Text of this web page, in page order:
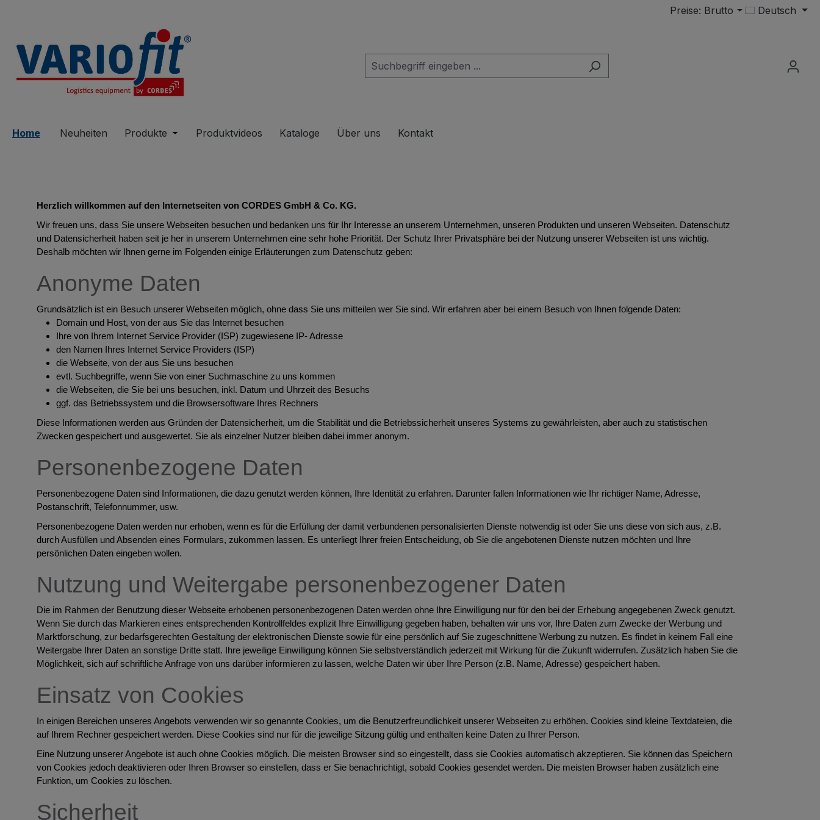
Preise: Brutto Deutsch
Home Neuheiten Produkte Öffne oder Schließe das Dropdown der Kategorie Produkte
Produktvideos Kataloge Über uns Kontakt
Herzlich willkommen auf den Internetseiten von CORDES GmbH & Co. KG.
Wir freuen uns, dass Sie unsere Webseiten besuchen und bedanken uns für Ihr Interesse an unserem Unternehmen, unseren Produkten und unseren Webseiten. Datenschutz
und Datensicherheit haben seit je her in unserem Unternehmen eine sehr hohe Priorität. Der Schutz Ihrer Privatsphäre bei der Nutzung unserer Webseiten ist uns wichtig.
Deshalb möchten wir Ihnen gerne im Folgenden einige Erläuterungen zum Datenschutz geben:
Anonyme Daten
Grundsätzlich ist ein Besuch unserer Webseiten möglich, ohne dass Sie uns mitteilen wer Sie sind. Wir erfahren aber bei einem Besuch von Ihnen folgende Daten:
Domain und Host, von der aus Sie das Internet besuchen
Ihre von Ihrem Internet Service Provider (ISP) zugewiesene IP- Adresse
den Namen Ihres Internet Service Providers (ISP)
die Webseite, von der aus Sie uns besuchen
evtl. Suchbegriffe, wenn Sie von einer Suchmaschine zu uns kommen
die Webseiten, die Sie bei uns besuchen, inkl. Datum und Uhrzeit des Besuchs
ggf. das Betriebssystem und die Browsersoftware Ihres Rechners
Diese Informationen werden aus Gründen der Datensicherheit, um die Stabilität und die Betriebssicherheit unseres Systems zu gewährleisten, aber auch zu statistischen
Zwecken gespeichert und ausgewertet. Sie als einzelner Nutzer bleiben dabei immer anonym.
Personenbezogene Daten
Personenbezogene Daten sind Informationen, die dazu genutzt werden können, Ihre Identität zu erfahren. Darunter fallen Informationen wie Ihr richtiger Name, Adresse,
Postanschrift, Telefonnummer, usw.
Personenbezogene Daten werden nur erhoben, wenn es für die Erfüllung der damit verbundenen personalisierten Dienste notwendig ist oder Sie uns diese von sich aus, z.B.
durch Ausfüllen und Absenden eines Formulars, zukommen lassen. Es unterliegt Ihrer freien Entscheidung, ob Sie die angebotenen Dienste nutzen möchten und Ihre
persönlichen Daten eingeben wollen.
Nutzung und Weitergabe personenbezogener Daten
Die im Rahmen der Benutzung dieser Webseite erhobenen personenbezogenen Daten werden ohne Ihre Einwilligung nur für den bei der Erhebung angegebenen Zweck genutzt.
Wenn Sie durch das Markieren eines entsprechenden Kontrollfeldes explizit Ihre Einwilligung gegeben haben, behalten wir uns vor, Ihre Daten zum Zwecke der Werbung und
Marktforschung, zur bedarfsgerechten Gestaltung der elektronischen Dienste sowie für eine persönlich auf Sie zugeschnittene Werbung zu nutzen. Es findet in keinem Fall eine
Weitergabe Ihrer Daten an sonstige Dritte statt. Ihre jeweilige Einwilligung können Sie selbstverständlich jederzeit mit Wirkung für die Zukunft widerrufen. Zusätzlich haben Sie die
Möglichkeit, sich auf schriftliche Anfrage von uns darüber informieren zu lassen, welche Daten wir über Ihre Person (z.B. Name, Adresse) gespeichert haben.
Einsatz von Cookies
In einigen Bereichen unseres Angebots verwenden wir so genannte Cookies, um die Benutzerfreundlichkeit unserer Webseiten zu erhöhen. Cookies sind kleine Textdateien, die
auf Ihrem Rechner gespeichert werden. Diese Cookies sind nur für die jeweilige Sitzung gültig und enthalten keine Daten zu Ihrer Person.
Eine Nutzung unserer Angebote ist auch ohne Cookies möglich. Die meisten Browser sind so eingestellt, dass sie Cookies automatisch akzeptieren. Sie können das Speichern
von Cookies jedoch deaktivieren oder Ihren Browser so einstellen, dass er Sie benachrichtigt, sobald Cookies gesendet werden. Die meisten Browser haben zusätzlich eine
Funktion, um Cookies zu löschen.
Sicherheit